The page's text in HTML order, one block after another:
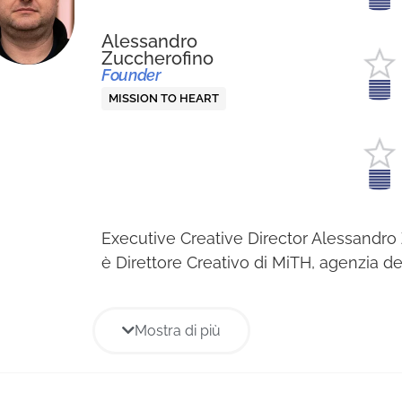
Alessandro
Zuccherofino
Founder
MISSION TO HEART
Executive Creative Director
è Direttore Creativo di MiTH, agenzia
come raccontarlo. Nel corso degli anni
Mostra di più